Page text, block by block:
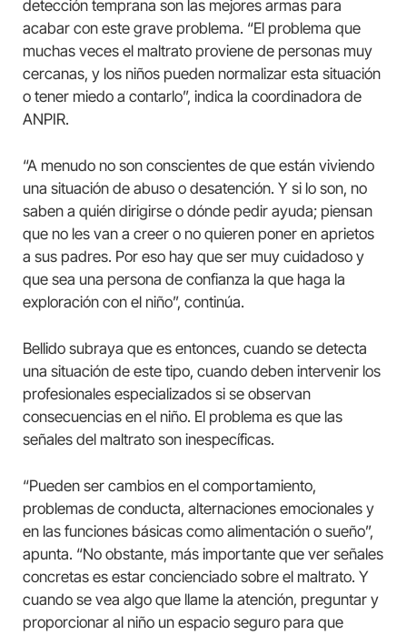
detección temprana son las mejores armas para
acabar con este grave problema. “El problema que
muchas veces el maltrato proviene de personas muy
cercanas, y los niños pueden normalizar esta situación
o tener miedo a contarlo”, indica la coordinadora de
ANPIR.
“A menudo no son conscientes de que están viviendo
una situación de abuso o desatención. Y si lo son, no
saben a quién dirigirse o dónde pedir ayuda; piensan
que no les van a creer o no quieren poner en aprietos
a sus padres. Por eso hay que ser muy cuidadoso y
que sea una persona de confianza la que haga la
exploración con el niño”, continúa.
Bellido subraya que es entonces, cuando se detecta
una situación de este tipo, cuando deben intervenir los
profesionales especializados si se observan
consecuencias en el niño. El problema es que las
señales del maltrato son inespecíficas.
“Pueden ser cambios en el comportamiento,
problemas de conducta, alternaciones emocionales y
en las funciones básicas como alimentación o sueño”,
apunta. “No obstante, más importante que ver señales
concretas es estar concienciado sobre el maltrato. Y
cuando se vea algo que llame la atención, preguntar y
proporcionar al niño un espacio seguro para que